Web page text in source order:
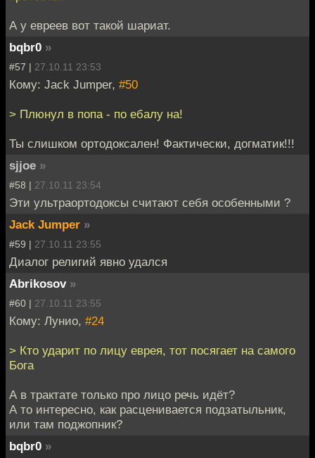
А у евреев вот такой шариат.
bqbr0 »
#57 | 27.10.11 23:53
Кому: Jack Jumper, #50
> Плюнул в попа - по ебалу на!
Ты слишком ортодоксален! Фактически, догматик!!!
sjjoe »
#58 | 27.10.11 23:54
Эти ультраортодоксы считают себя особенными ?
Jack Jumper »
#59 | 27.10.11 23:55
Диалог религий явно удался
Abrikosov »
#60 | 27.10.11 23:55
Кому: Лунио, #24
> Кто ударит по лицу еврея, тот посягает на самого
Бога
А в трактате только про лицо речь идёт?
А то интересно, как расценивается подзатыльник,
или там поджопник?
bqbr0 »